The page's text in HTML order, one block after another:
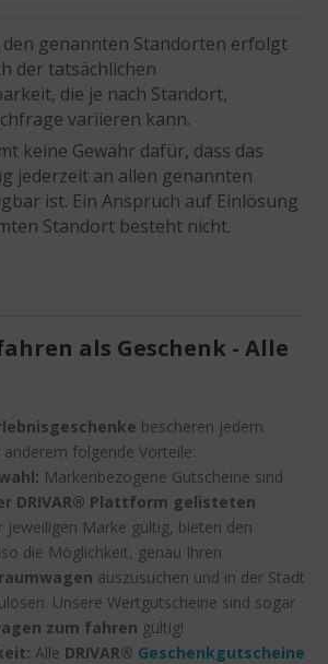
den genannten Standorten erfolgt
der tatsächlichen
die je nach Standort,
variieren kann.
keine Gewähr dafür, dass das
jederzeit an allen genannten
ist. Ein Anspruch auf Einlösung
Standort besteht nicht.
als Geschenk - Alle
bescheren jedem
folgende Vorteile:
Markenbezogene Gutscheine sind
DRIVAR® Plattform gelisteten
jeweiligen Marke gültig, bieten den
die Möglichkeit, genau Ihren
auszusuchen und in der Stadt
Unsere Wertgutscheine sind sogar
zum fahren gültig!
Alle DRIVAR® Geschenkgutscheine